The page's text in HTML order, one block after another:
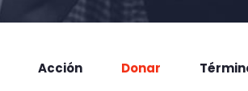
Acción Donar